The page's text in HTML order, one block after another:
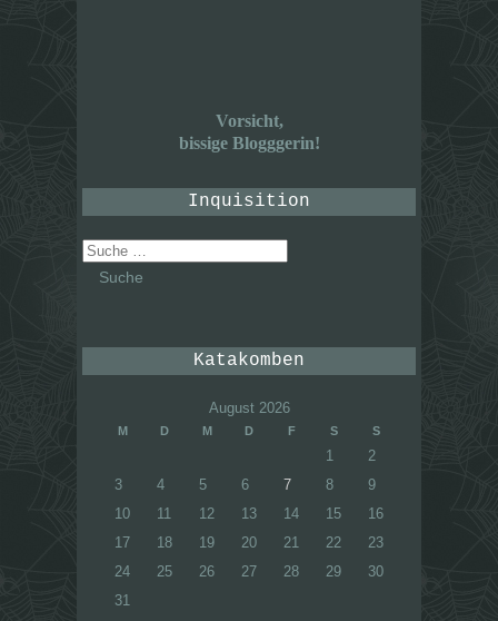
Vorsicht,
bissige Blogggerin!
Inquisition
Suche
nach:
Katakomben
August 2026
M D M D F S S
1
2
3
4 5 6 7 8
9
10
11 12 13 14 15
16
17
18 19 20 21 22
23
24
25 26 27 28 29
30
31